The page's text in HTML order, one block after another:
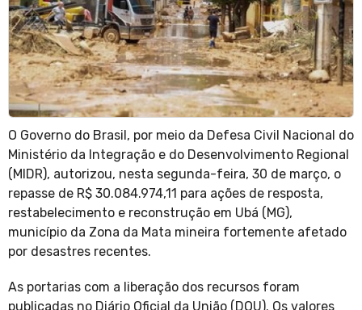
O Governo do Brasil, por meio da Defesa Civil Nacional do
Ministério da Integração e do Desenvolvimento Regional
(MIDR), autorizou, nesta segunda-feira, 30 de março, o
repasse de R$ 30.084.974,11 para ações de resposta,
restabelecimento e reconstrução em Ubá (MG),
município da Zona da Mata mineira fortemente afetado
por desastres recentes.
As portarias com a liberação dos recursos foram
publicadas no Diário Oficial da União (DOU). Os valores